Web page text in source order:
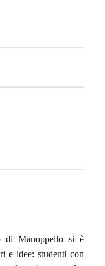
di Manoppello si è
e idee: studenti con